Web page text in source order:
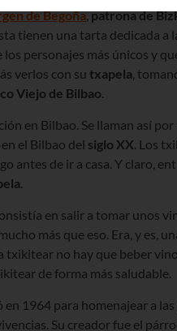
de Begoña,patrona de
tienen una tarta dedicada a
los personajes más únicos y
verlos con su txapela,
Viejo de Bilbao.
en Bilbao. Se llaman así por
el Bilbao del siglo XX. Los
antes de ir a casa. Y claro,
.
en salir a tomar unos
más que eso. Era, y es,
txikitear no hay que beber
de forma más saludable.
en 1964 para homenajear a
Su creador fue el